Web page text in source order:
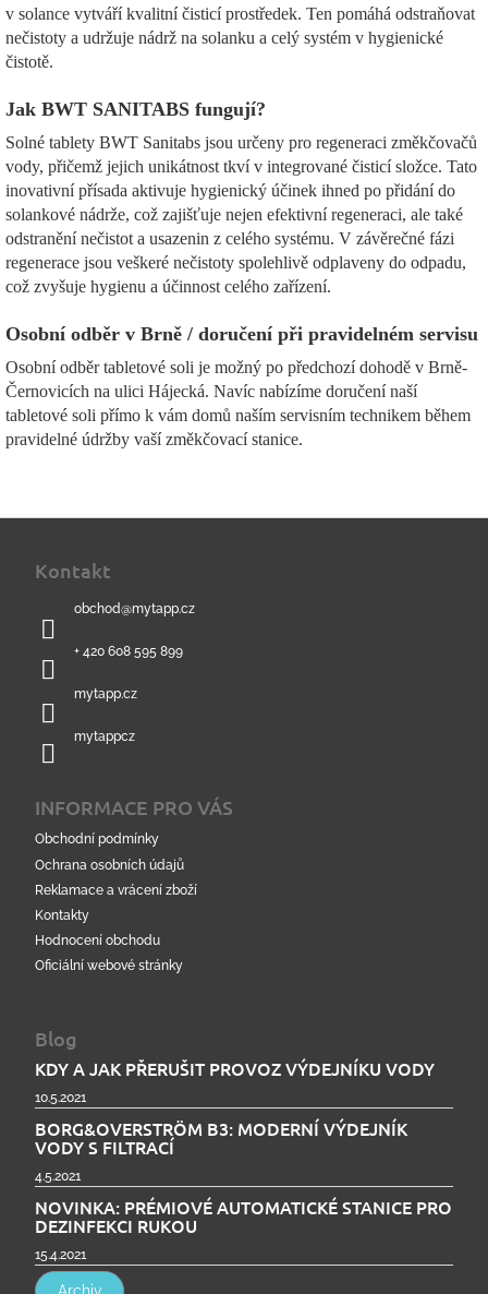
v solance vytváří kvalitní čisticí prostředek. Ten pomáhá odstraňovat
nečistoty a udržuje nádrž na solanku a celý systém v hygienické
čistotě.
Jak BWT SANITABS fungují?
Solné tablety BWT Sanitabs jsou určeny pro regeneraci změkčovačů
vody, přičemž jejich unikátnost tkví v integrované čisticí složce. Tato
inovativní přísada aktivuje hygienický účinek ihned po přidání do
solankové nádrže, což zajišťuje nejen efektivní regeneraci, ale také
odstranění nečistot a usazenin z celého systému. V závěrečné fázi
regenerace jsou veškeré nečistoty spolehlivě odplaveny do odpadu,
což zvyšuje hygienu a účinnost celého zařízení.
Osobní odběr v Brně / doručení při pravidelném servisu
Osobní odběr tabletové soli je možný po předchozí dohodě v Brně-
Černovicích na ulici Hájecká. Navíc nabízíme doručení naší
tabletové soli přímo k vám domů naším servisním technikem během
pravidelné údržby vaší změkčovací stanice.
Kontakt
obchod@mytapp.cz
+ 420 608 595 899
mytapp.cz
mytappcz
INFORMACE PRO VÁS
Obchodní podmínky
Ochrana osobních údajů
Reklamace a vrácení zboží
Kontakty
Hodnocení obchodu
Oficiální webové stránky
Blog
KDY A JAK PŘERUŠIT PROVOZ VÝDEJNÍKU VODY
10.5.2021
BORG&OVERSTRÖM B3: MODERNÍ VÝDEJNÍK
VODY S FILTRACÍ
4.5.2021
NOVINKA: PRÉMIOVÉ AUTOMATICKÉ STANICE PRO
DEZINFEKCI RUKOU
15.4.2021